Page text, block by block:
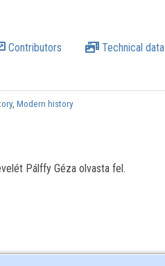
Contributors Technical data
,Modern history
Pálffy Géza olvasta fel.